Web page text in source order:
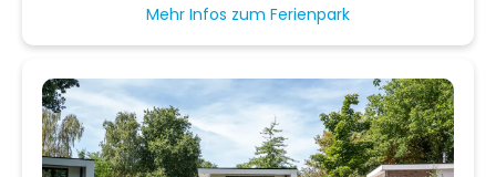
Mehr Infos zum Ferienpark